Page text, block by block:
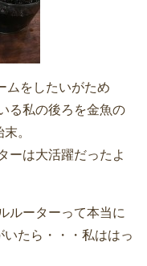
ムをしたいがため
る私の後ろを金魚の
。
ーは大活躍だったよ
ルーターって本当に
たら・・・私ははっ